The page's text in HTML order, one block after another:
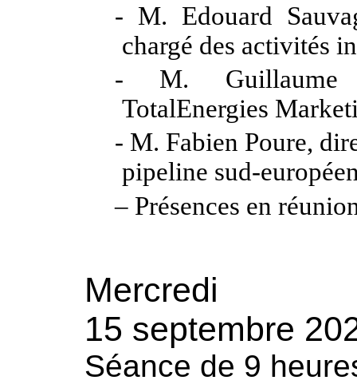
- M. Edouard
chargé des activités
-
M. Guillaume
TotalEnergies
- M. Fabien Poure,
pipeline sud-
– Présences en
Mercredi
15 septembre
Séance de 9